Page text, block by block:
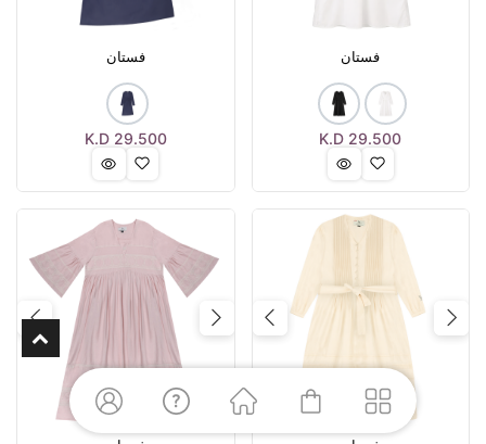
فستان
29.500
فستان
29.500
K.D
Previous
Next
Previous